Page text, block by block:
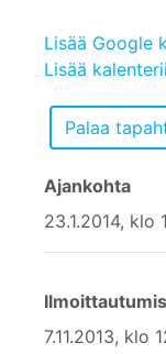
Lisää Google
Lisää
Ajankohta
23.1.2014, klo
7.11.2013, klo